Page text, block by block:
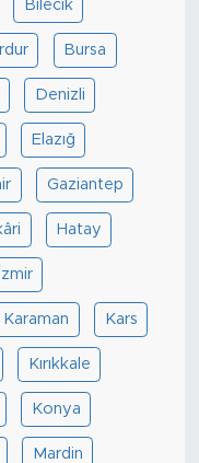
Bilecik
Bursa
Denizli
Elazığ
Gaziantep
Hatay
İzmir
Karaman Kars
Kırıkkale
Konya
Mardin